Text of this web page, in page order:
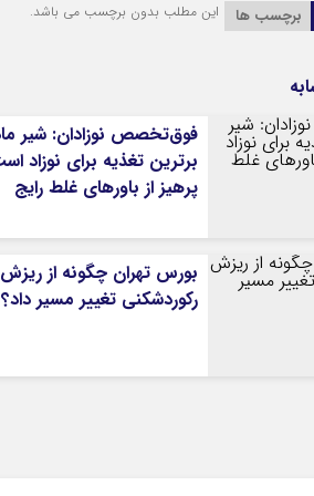
برچسب ها این مطلب بدون برچسب می باشد.
فوق‌تخصص نوزادان: شیر
برترین تغذیه برای نوزاد
پرهیز از باورهای غلط رایج
بورس تهران چگونه از
رکوردشکنی تغییر مسیر داد؟